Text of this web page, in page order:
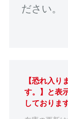
ださい。
【恐れ入り
す。】と表
しております